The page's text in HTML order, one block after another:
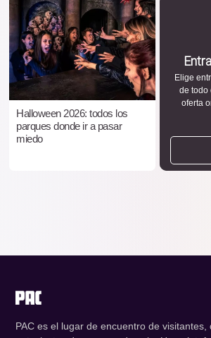
Halloween 2026: todos los
parques donde ir a pasar
miedo
Elige
de todo
oferta
PAC es el lugar de encuentro de visitantes,